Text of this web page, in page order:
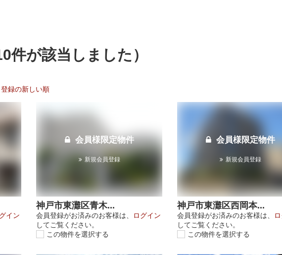
件が該当しました）
登録の新しい順
イン
会員様限定物件
新規会員登録
神戸市東灘区青木...
会員登録がお済みのお客様は、
ログイン
してご覧ください。
この物件を選択する
会員様限定物件
新規会員登録
神戸市東灘区西岡本...
会員登録がお済みのお客様は、
してご覧ください。
この物件を選択する